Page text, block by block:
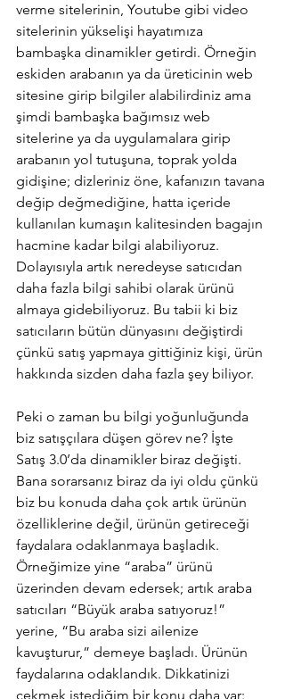
verme sitelerinin, Youtube gibi video
sitelerinin yükselişi hayatımıza
bambaşka dinamikler getirdi. Örneğin
eskiden arabanın ya da üreticinin web
sitesine girip bilgiler alabilirdiniz ama
şimdi bambaşka bağımsız web
sitelerine ya da uygulamalara girip
arabanın yol tutuşuna, toprak yolda
gidişine; dizleriniz öne, kafanızın tavana
değip değmediğine, hatta içeride
kullanılan kumaşın kalitesinden bagajın
hacmine kadar bilgi alabiliyoruz.
Dolayısıyla artık neredeyse satıcıdan
daha fazla bilgi sahibi olarak ürünü
almaya gidebiliyoruz. Bu tabii ki biz
satıcıların bütün dünyasını değiştirdi
çünkü satış yapmaya gittiğiniz kişi, ürün
hakkında sizden daha fazla şey biliyor.
Peki o zaman bu bilgi yoğunluğunda
biz satışçılara düşen görev ne? İşte
Satış 3.0’da dinamikler biraz değişti.
Bana sorarsanız biraz da iyi oldu çünkü
biz bu konuda daha çok artık ürünün
özelliklerine değil, ürünün getireceği
faydalara odaklanmaya başladık.
Örneğimize yine “araba” ürünü
üzerinden devam edersek; artık araba
satıcıları “Büyük araba satıyoruz!”
yerine, “Bu araba sizi ailenize
kavuşturur,” demeye başladı. Ürünün
faydalarına odaklandık. Dikkatinizi
çekmek istediğim bir konu daha var: